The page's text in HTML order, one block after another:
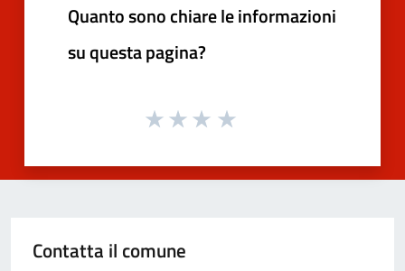
Quanto sono chiare le informazioni
su questa pagina?
Contatta il comune